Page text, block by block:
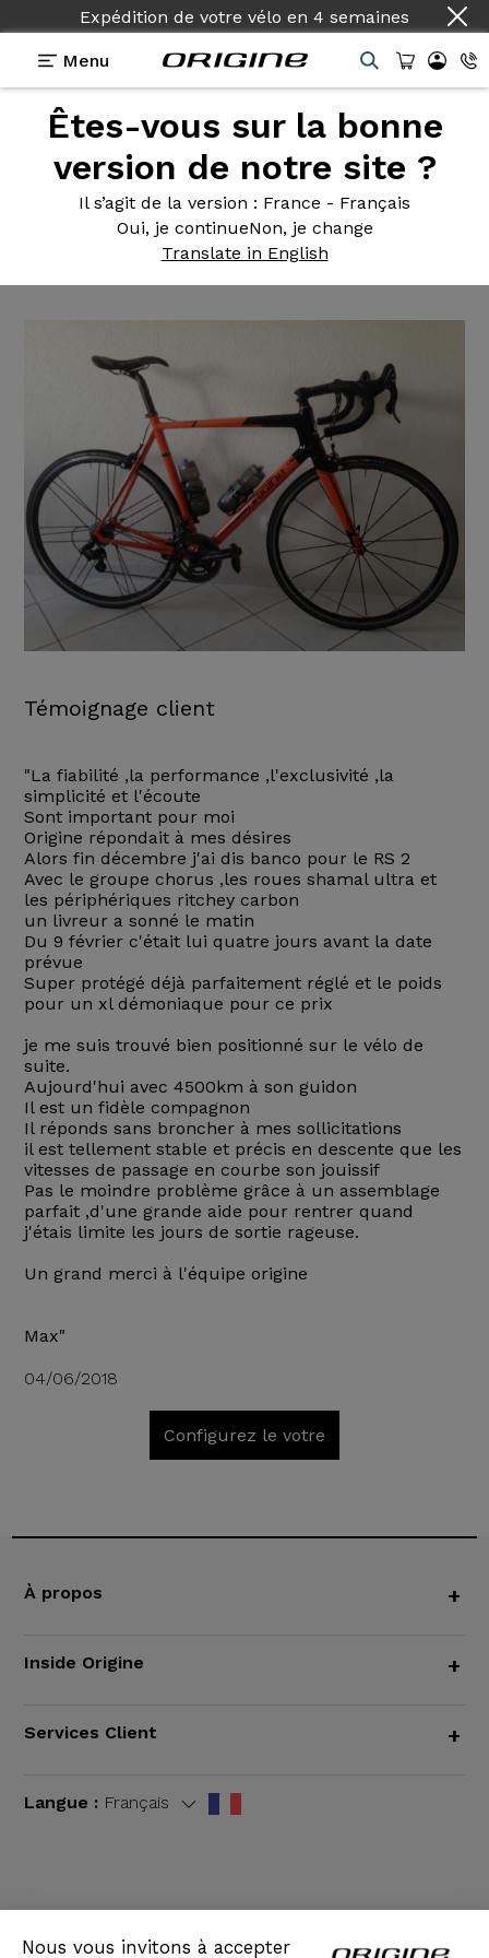
Nous vous invitons à accepter
Expédition de votre vélo en 4 semaines
Menu
Êtes-vous sur la bonne
version de notre site ?
Il s’agit de la version : France - Français
Oui, je continueNon, je change
Translate in English
Témoignages>Axxome RS2 - Campagnolo Chorus -
Axxome RS2- Campagnolo
Chorus - Shamal Ultra
Témoignage client
"La fiabilité ,la performance ,l'exclusivité ,la
simplicité et l'écoute
Sont important pour moi
Origine répondait à mes désires
Alors fin décembre j'ai dis banco pour le RS 2
Avec le groupe chorus ,les roues shamal ultra et
les périphériques ritchey carbon
un livreur a sonné le matin
Du 9 février c'était lui quatre jours avant la date
prévue
Super protégé déjà parfaitement réglé et le poids
pour un xl démoniaque pour ce prix
je me suis trouvé bien positionné sur le vélo de
suite.
Aujourd'hui avec 4500km à son guidon
Il est un fidèle compagnon
Il réponds sans broncher à mes sollicitations
il est tellement stable et précis en descente que les
vitesses de passage en courbe son jouissif
Pas le moindre problème grâce à un assemblage
parfait ,d'une grande aide pour rentrer quand
j'étais limite les jours de sortie rageuse.
Un grand merci à l'équipe origine
Max"
04/06/2018
Configurez le votre
À propos +
Inside Origine +
Services Client +
Langue : Français